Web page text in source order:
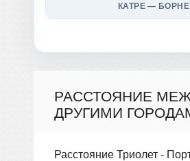
КАТРЕ — БОРНЕ
РАССТОЯНИЕ
ДРУГИМИ
Расстояние Триолет -